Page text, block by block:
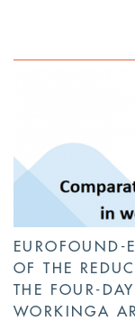
EUROFOUND-
OF THE
THE FOUR-
WORKINGA